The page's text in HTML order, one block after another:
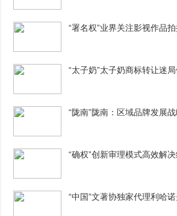
“署名权”业界关注影视作品
“太子奶”太子奶商标转让迷
“陇南”陇南：区域品牌发展
“确权”创新审理模式高效解
“中国”文著协独家代理利哈